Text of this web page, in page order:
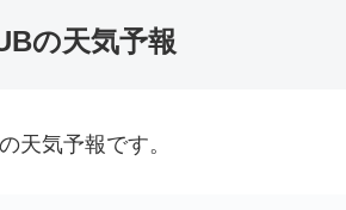
の天気予報
天気予報です。